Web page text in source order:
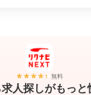
無料
人探しがもっと